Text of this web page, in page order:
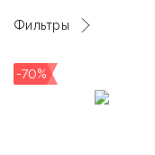
тонкая игра
чувственность.
Каждая пара обуви —
Фильтры
-70%